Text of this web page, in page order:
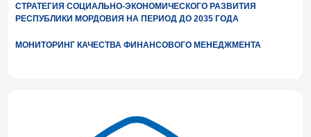
СТРАТЕГИЯ СОЦИАЛЬНО-ЭКОНОМИЧЕСКОГО РАЗВИТИЯ
РЕСПУБЛИКИ МОРДОВИЯ НА ПЕРИОД ДО 2035 ГОДА
МОНИТОРИНГ КАЧЕСТВА ФИНАНСОВОГО МЕНЕДЖМЕНТА